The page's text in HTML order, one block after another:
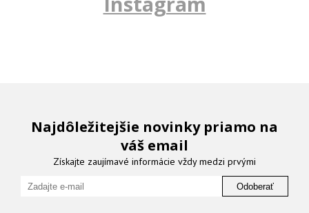
Najdôležitejšie novinky priamo na
váš email
Získajte zaujímavé informácie vždy medzi prvými
Odoberať